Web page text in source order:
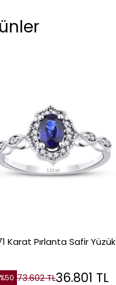
Karat Pırlanta Safir Yüzük
%50 73.602TL36.801 TL